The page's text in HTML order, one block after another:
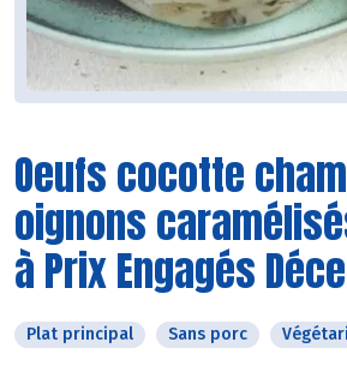
Oeufs cocotte
oignons
à Prix Engagés
Plat principal Sans porc